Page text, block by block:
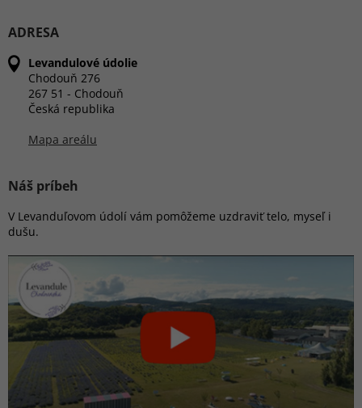
ADRESA
Levandulové údolie
Chodouň 276
267 51 - Chodouň
Česká republika
Mapa areálu
Náš príbeh
V Levanduľovom údolí vám pomôžeme uzdraviť telo, myseľ i
dušu.